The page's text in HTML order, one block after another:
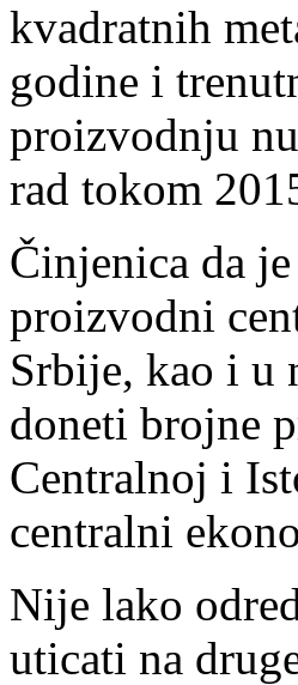
kvadratnih
godine i
proizvodnju
rad tokom
Činjenica da
proizvodni
Srbije, kao i u
doneti brojne
Centralnoj i
centralni
Nije lako
uticati na